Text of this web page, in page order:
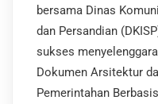
bersama Dinas
dan Persandian
sukses
Dokumen Arsitektur
Pemerintahan